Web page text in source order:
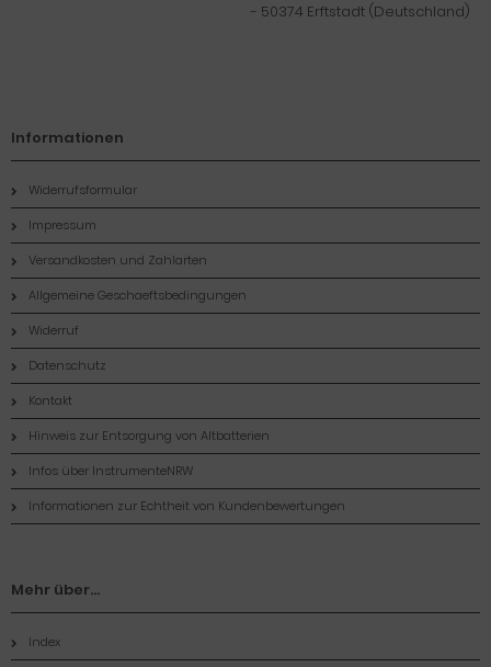
- 50374 Erftstadt (Deutschland)
Informationen
Widerrufsformular
Impressum
Versandkosten und Zahlarten
Allgemeine Geschaeftsbedingungen
Widerruf
Datenschutz
Kontakt
Hinweis zur Entsorgung von Altbatterien
Infos über InstrumenteNRW
Informationen zur Echtheit von Kundenbewertungen
Mehr über...
Index